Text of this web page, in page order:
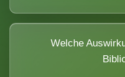
Welche